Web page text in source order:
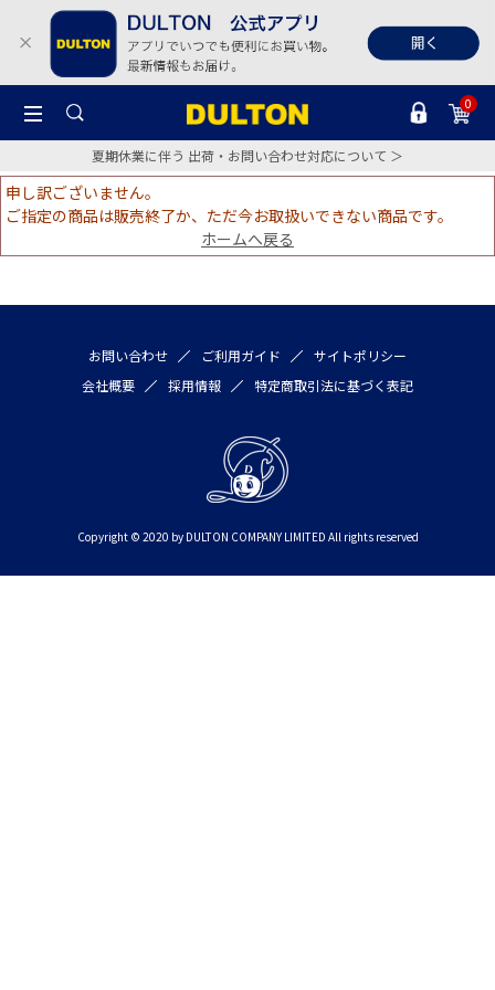
0
夏期休業に伴う 出荷・お問い合わせ対応について ＞
申し訳ございません。
ご指定の商品は販売終了か、ただ今お取扱いできない商品です。
ホームへ戻る
お問い合わせ ご利用ガイド
サイトポリシー
会社概要
採用情報 特定商取引法に基づく表記
Copyright © 2020 by DULTON COMPANY LIMITED All rights reserved